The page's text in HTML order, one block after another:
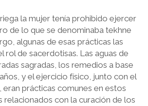
la mujer tenía prohibido ejercer
de lo que se denominaba tekhne
algunas de esas prácticas las
rol de sacerdotisas. Las aguas de
sagradas, los remedios a base
y el ejercicio físico, junto con el
prácticas comunes en estos
relacionados con la curación de los